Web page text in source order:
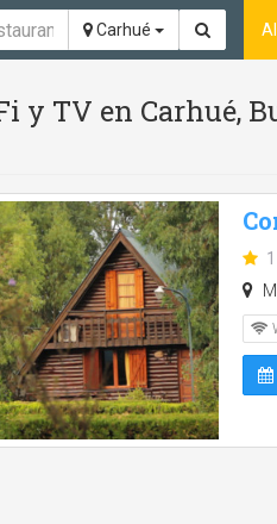
Carhué
y TV en Carhué,